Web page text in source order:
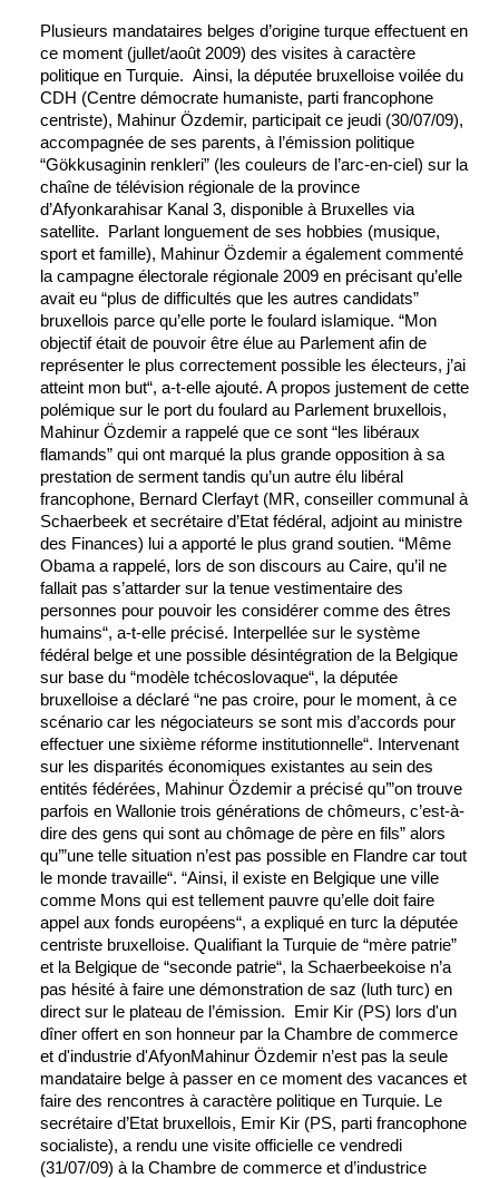
CONTACT
Plusieurs mandataires belges d’origine turque effectuent en
ce moment (jullet/août 2009) des visites à caractère
politique en Turquie. Ainsi, la députée bruxelloise voilée du
CDH (Centre démocrate humaniste, parti francophone
centriste), Mahinur Özdemir, participait ce jeudi (30/07/09),
accompagnée de ses parents, à l’émission politique
“Gökkusaginin renkleri” (les couleurs de l’arc-en-ciel) sur la
chaîne de télévision régionale de la province
d’Afyonkarahisar Kanal 3, disponible à Bruxelles via
satellite.
Parlant longuement de ses hobbies (musique,
sport et famille), Mahinur Özdemir a également commenté
la campagne électorale régionale 2009 en précisant qu’elle
avait eu “plus de difficultés que les autres candidats”
bruxellois parce qu’elle porte le foulard islamique. “Mon
objectif était de pouvoir être élue au Parlement afin de
représenter le plus correctement possible les électeurs, j’ai
atteint mon but“, a-t-elle ajouté. A propos justement de cette
polémique sur le port du foulard au Parlement bruxellois,
Mahinur Özdemir a rappelé que ce sont “les libéraux
flamands” qui ont marqué la plus grande opposition à sa
prestation de serment tandis qu’un autre élu libéral
francophone, Bernard Clerfayt (MR, conseiller communal à
Schaerbeek et secrétaire d’Etat fédéral, adjoint au ministre
des Finances) lui a apporté le plus grand soutien. “Même
Obama a rappelé, lors de son discours au Caire, qu’il ne
fallait pas s’attarder sur la tenue vestimentaire des
personnes pour pouvoir les considérer comme des êtres
humains“, a-t-elle précisé.
Interpellée sur le système
fédéral belge et une possible désintégration de la Belgique
sur base du “modèle tchécoslovaque“, la députée
bruxelloise a déclaré “ne pas croire, pour le moment, à ce
scénario car les négociateurs se sont mis d’accords pour
effectuer une sixième réforme institutionnelle“.
Intervenant
sur les disparités économiques existantes au sein des
entités fédérées, Mahinur Özdemir a précisé qu’”on trouve
parfois en Wallonie trois générations de chômeurs, c’est-à-
dire des gens qui sont au chômage de père en fils” alors
qu’”une telle situation n’est pas possible en Flandre car tout
le monde travaille“. “Ainsi, il existe en Belgique une ville
comme Mons qui est tellement pauvre qu’elle doit faire
appel aux fonds européens“, a expliqué en turc la députée
centriste bruxelloise. Qualifiant la Turquie de “mère patrie”
et la Belgique de “seconde patrie“, la Schaerbeekoise n’a
pas hésité à faire une démonstration de saz (luth turc) en
direct sur le plateau de l’émission.
Emir Kir (PS) lors d'un
dîner offert en son honneur par la Chambre de commerce
et d'industrie d'AfyonMahinur Özdemir n’est pas la seule
mandataire belge à passer en ce moment des vacances et
faire des rencontres à caractère politique en Turquie. Le
secrétaire d’Etat bruxellois, Emir Kir (PS, parti francophone
socialiste), a rendu une visite officielle ce vendredi
(31/07/09) à la Chambre de commerce et d’industrice